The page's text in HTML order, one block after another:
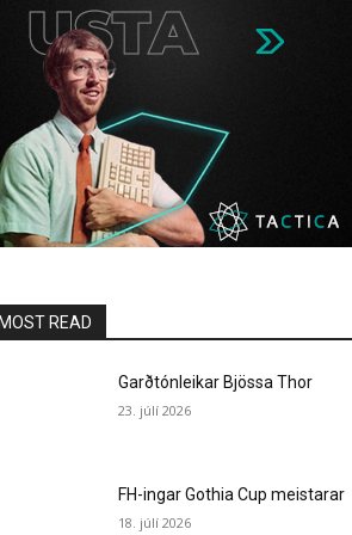
READ
Garðtónleikar Bjössa Thor
23. júlí 2026
FH-ingar Gothia Cup meistarar
18. júlí 2026